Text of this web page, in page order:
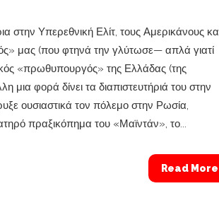
στην Υπερεθνική Ελίτ, τους Αμερικάνους
μας (που φτηνά την γλύτωσε— απλά γιατί
«πρωθυπουργός» της Ελλάδας (της
μια φορά δίνει τα διαπιστευτήριά του στην
ουσιαστικά τον πόλεμο στην Ρωσία,
πραξικόπημα του «Μαϊντάν», το...
Read More